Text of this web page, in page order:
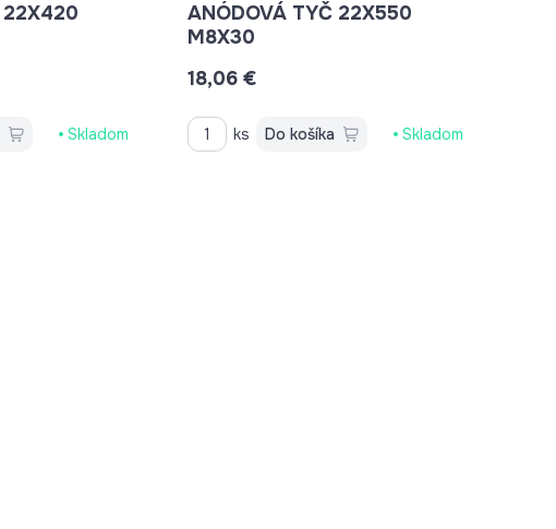
Skladom
ANÓDOVÁ TYČ 22X550
M8X30
18,06 €
ks Do košíka Skladom